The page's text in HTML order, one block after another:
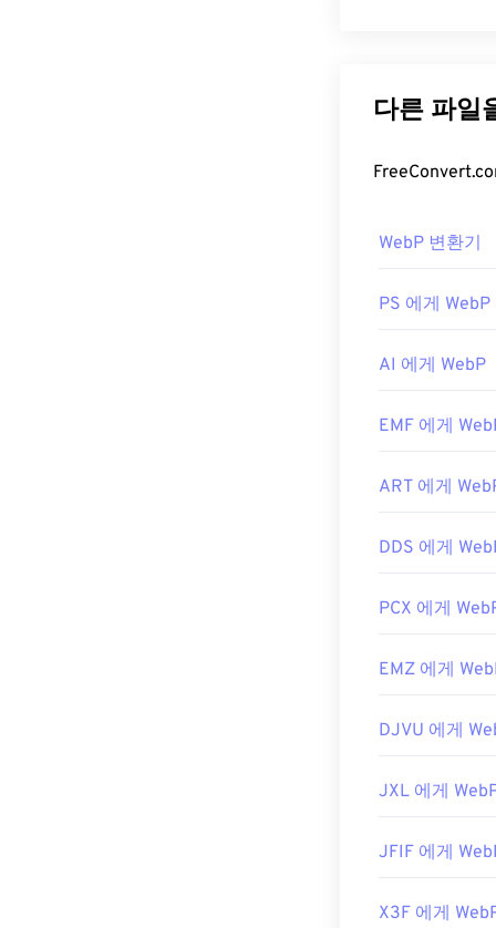
일보다 최대
플리케이션에
WebP 파
WebP 파일은
다른 무료 뷰
플러그인을 설
유용한 링크:
관련 WebP 도
WebP 변환기
PS 에게 WebP
AI 에게 WebP
EMF 에게
ART 에게
DDS 에게
PCX 에게
EMZ 에게
DJVU 에게
JXL 에게
JFIF 에게
X3F 에게